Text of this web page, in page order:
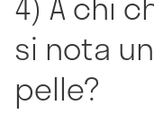
si nota
pelle?